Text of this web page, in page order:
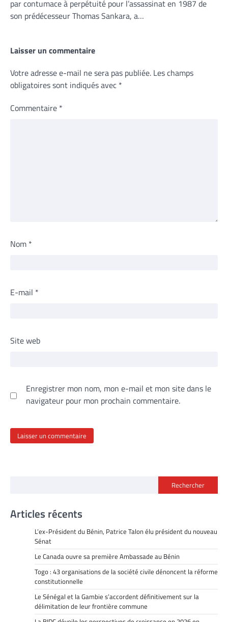
par contumace à perpétuité pour l’assassinat en 1987 de
son prédécesseur Thomas Sankara, a…
Laisser un commentaire
Votre adresse e-mail ne sera pas publiée. Les champs
obligatoires sont indiqués avec *
Commentaire *
Nom *
E-mail *
Site web
Enregistrer mon nom, mon e-mail et mon site dans le
navigateur pour mon prochain commentaire.
Rechercher
Articles récents
L’ex-Président du Bénin, Patrice Talon élu président du nouveau
Sénat
Le Canada ouvre sa première Ambassade au Bénin
Togo : 43 organisations de la société civile dénoncent la réforme
constitutionnelle
Le Sénégal et la Gambie s’accordent définitivement sur la
délimitation de leur frontière commune